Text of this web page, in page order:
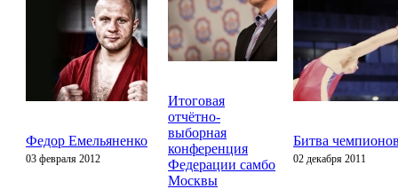
Федор Емельяненко
03 февраля 2012
Итоговая
отчётно-
выборная
конференция
Федерации самбо
Москвы
Битва
02 декабря 2011